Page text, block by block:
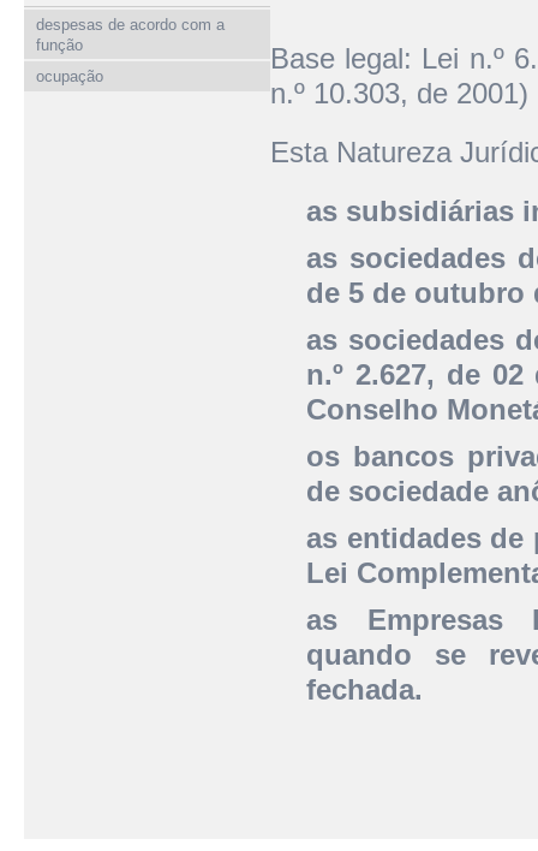
despesas de acordo com a
função
ocupação
Base legal: Lei n.º
n.º 10.303, de 2001)
Esta Natureza
as subsidiárias
as sociedades
de 5 de outubro
as sociedades
n.º 2.627, de
Conselho
os bancos
de sociedade
as entidades de
Lei
as Empresas
quando se
fechada.